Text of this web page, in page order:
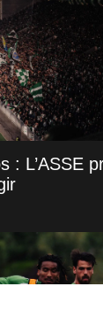
: L’ASSE